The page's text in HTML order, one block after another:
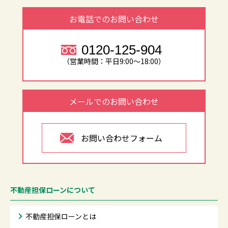
お電話でのお問い合わせ
0120-125-904
（営業時間：平日9:00～18:00）
メールでのお問い合わせ
お問い合わせフォーム
不動産担保ローンについて
不動産担保ローンとは